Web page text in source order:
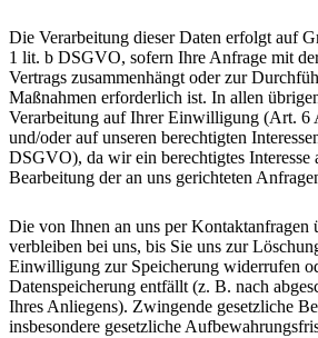
Die Verarbeitung dieser Daten erfolgt auf
1 lit. b DSGVO, sofern Ihre Anfrage mit
Vertrags zusammenhängt oder zur
Maßnahmen erforderlich ist. In allen
Verarbeitung auf Ihrer Einwilligung (Art.
und/oder auf unseren berechtigten
DSGVO), da wir ein berechtigtes Interesse
Bearbeitung der an uns gerichteten
Die von Ihnen an uns per Kontaktanfragen
verbleiben bei uns, bis Sie uns zur
Einwilligung zur Speicherung widerrufen
Datenspeicherung entfällt (z. B. nach
Ihres Anliegens). Zwingende gesetzliche
insbesondere gesetzliche